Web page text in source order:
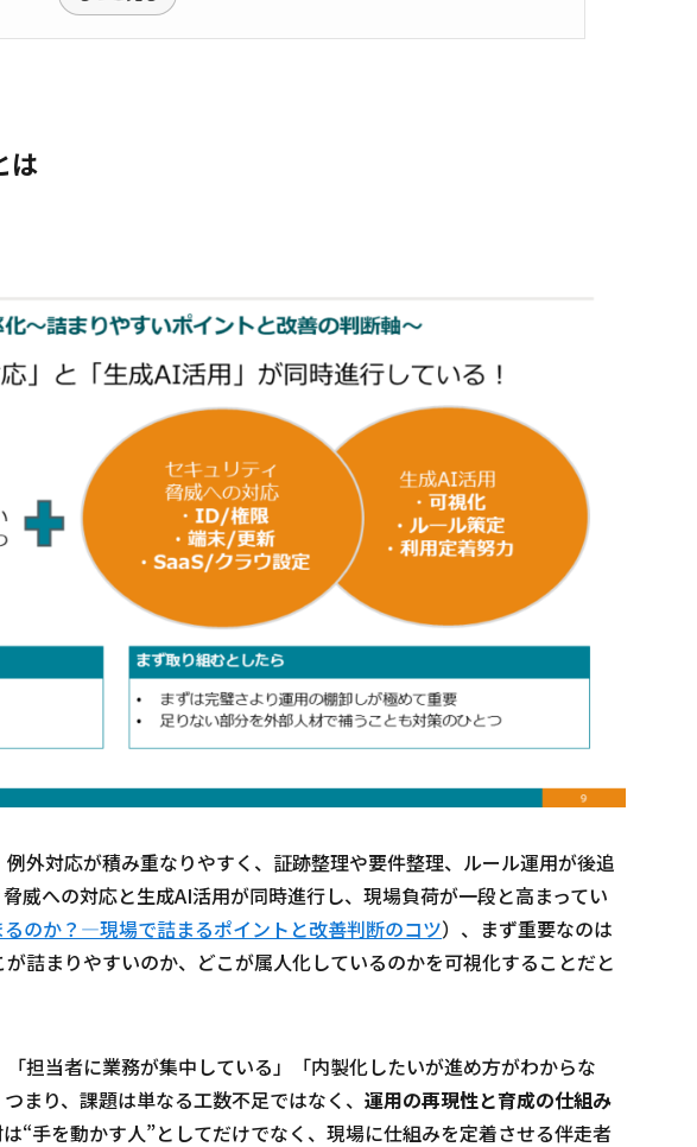
は
外対応が積み重なりやすく、証跡整理や要件整理、ルール運用が後追
威への対応と生成AI活用が同時進行し、現場負荷が一段と高まってい
のか？―現場で詰まるポイントと改善判断のコツ）、まず重要なのは
詰まりやすいのか、どこが属人化しているのかを可視化することだと
担当者に業務が集中している」「内製化したいが進め方がわからな
まり、課題は単なる工数不足ではなく、運用の再現性と育成の仕組み
“手を動かす人”としてだけでなく、現場に仕組みを定着させる伴走者